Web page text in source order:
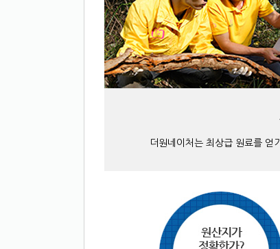
더원네이처는 최상급 원료를 얻